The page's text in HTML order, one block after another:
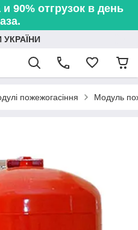
90% отгрузок в день
пожежогасіння Модуль